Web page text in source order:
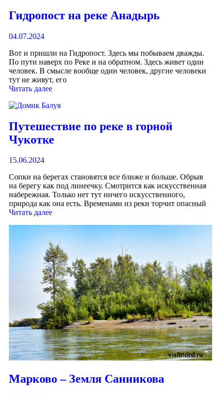
Гидропост на реке Анадырь
04.07.2024
Вот и пришли на Гидропост. Здесь мы побываем дважды.
По пути наверх по Реке и на обратном. Здесь живет один
человек. В смысле вообще один человек, другие человеки
тут не живут, его
Читать далее
Путешествие по реке в горной
Чукотке
15.06.2024
Сопки на берегах становятся все ближе и больше. Обрыв
на берегу как под линеечку. Смотрится как искусственная
набережная. Только нет тут ничего искусственного,
природа как она есть. Временами из реки торчит опасный
Читать далее
Марково – Земля Санникова